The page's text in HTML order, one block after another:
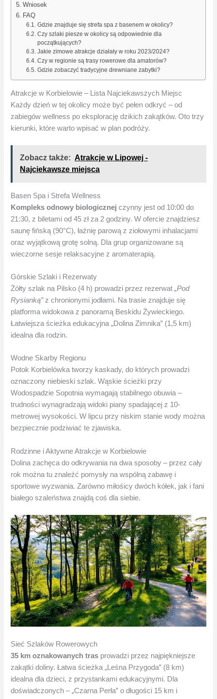
Wniosek
FAQ
Gdzie znajduje się strefa spa z basenem w okolicy?
Czy szlaki piesze w okolicy są odpowiednie dla
początkujących?
Jakie zimowe atrakcje działały w roku 2023/2024?
Czy w regionie są trasy rowerowe dla amatorów?
Gdzie zobaczyć tradycyjne drewniane zabytki?
Atrakcje w Korbielowie – Lista Najciekawszych Miejsc
Każdy dzień w tej okolicy może być pełen odkryć – od
zabiegów wellness po eksplorację dzikich zakątków. Oto trzy
kierunki, które warto wpisać w plan podróży.
Zobacz także: Atrakcje w Lipowej​ -
Najciekawsze miejsca
Basen Spa i Strefa Wellness
Kompleks odnowy biologicznej czynny jest od 10:00 do
21:30, z biletami od 45 zł za 2 godziny. W ofercie znajdziesz
saunę fińską (90°C), łaźnię parową z ziołowymi inhalacjami
oraz wyjątkową grotę solną. Dla grup organizowane są
wieczorne sesje relaksacyjne z aromaterapią.
Górskie Szlaki i Rezerwaty
Żółty szlak na Pilsko (4 h) prowadzi przez rezerwat„Pod
Rysianką”z chronionymi jodłami. Na trasie znajduje się
platforma widokowa z panoramą Beskidu Żywieckiego.
Łatwiejsza ścieżka edukacyjna „Dolina Zimnika” (1,5 km)
idealna dla rodzin.
Wodne Skarby Regionu
Potok Korbielówka tworzy kaskady, do których prowadzi
oznaczony niebieski szlak. Wąskie ścieżki przy
Wodospadzie Sopotnia wymagają stabilnego obuwia –
trudności wynagradzają widoki piany spadającej z 10-
metrowej wysokości. W lipcu przy niskim stanie wody można
bezpiecznie podziwiać te zjawiska.
Rodzinne i Aktywne Atrakcje w Korbielowie
Dolina zachęca do odkrywania na dwa sposoby – przez cały
rok można tu znaleźć pomysły na wspólną zabawę i
sportowe wyzwania. Zarówno miłośicy dwóch kółek, jak i fani
białego szaleństwa znajdą coś dla siebie.
Sieć Szlaków Rowerowych
35 km oznakowanych tras prowadzi przez najpiękniejsze
zakątki doliny. Łatwa ścieżka „Leśna Przygoda” (8 km)
idealna dla dzieci, z przystankami edukacyjnymi. Dla
doświadczonych – „Czarna Perła” o długości 15 km i